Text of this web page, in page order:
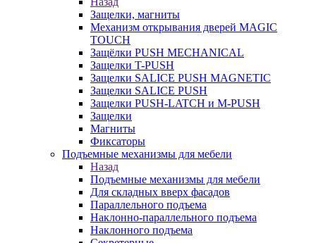
Защелки, магниты
Механизм открывания дверей MAGIC
TOUCH
Защёлки PUSH MECHANICAL
Защелки T-PUSH
Защелки SALICE PUSH MAGNETIC
Защелки SALICE PUSH
Защелки PUSH-LATCH и M-PUSH
Защелки
Магниты
Фиксаторы
Подъемные механизмы для мебели
Назад
Подъемные механизмы для мебели
Для складных вверх фасадов
Параллельного подъема
Наклонно-параллельного подъема
Наклонного подъема